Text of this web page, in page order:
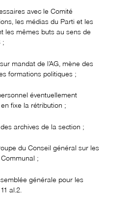
avec le Comité
les médias du Parti et les
les mêmes buts au sens de
;
mandat de l’AG, mène des
formations politiques ;
éventuellement
fixe la rétribution ;
archives de la section ;
du Conseil général sur les
;
générale pour les
al.2.